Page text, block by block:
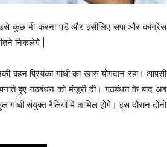
कुछ भी करना पड़े और इसीलिए सपा और कांग्रेस
निकलेगे |
प्रियंका गांधी का खास योगदान रहा। आपसी
हुए गठबंधन को मंजूरी दी। गठबंधन के बाद अब
संयुक्त रैलियों में शामिल होंगे। इस दौरान दोनों